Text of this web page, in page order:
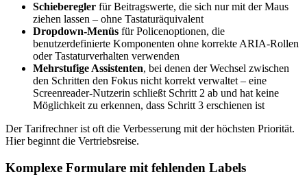
Schieberegler für Beitragswerte, die sich nur mit der Maus
ziehen lassen – ohne Tastaturäquivalent
Dropdown-Menüs für Policenoptionen, die
benutzerdefinierte Komponenten ohne korrekte ARIA-Rollen
oder Tastaturverhalten verwenden
Mehrstufige Assistenten, bei denen der Wechsel zwischen
den Schritten den Fokus nicht korrekt verwaltet – eine
Screenreader-Nutzerin schließt Schritt 2 ab und hat keine
Möglichkeit zu erkennen, dass Schritt 3 erschienen ist
Der Tarifrechner ist oft die Verbesserung mit der höchsten Priorität.
Hier beginnt die Vertriebsreise.
Komplexe Formulare mit fehlenden Labels